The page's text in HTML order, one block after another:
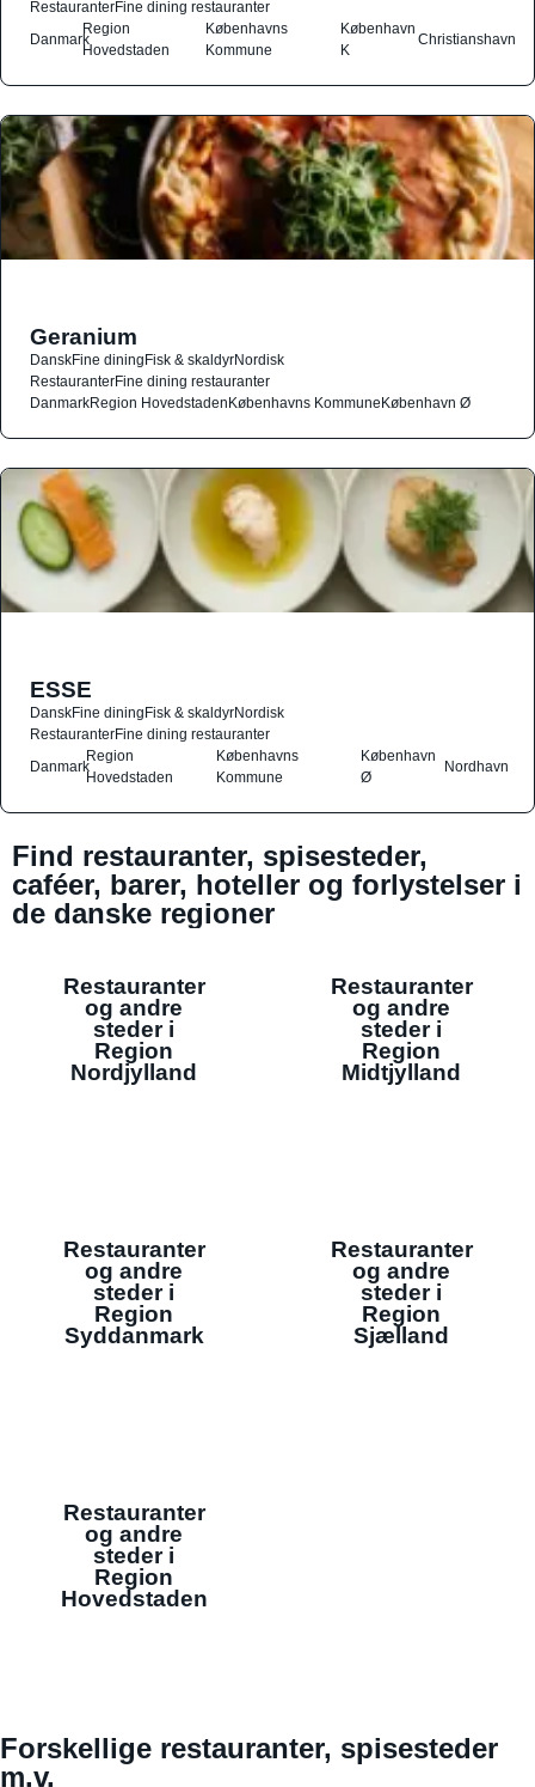
RestauranterFine dining restauranter
Danmark
Region
Hovedstaden
Københavns
Kommune
København
K
Christianshavn
Geranium
DanskFine diningFisk & skaldyrNordisk
RestauranterFine dining restauranter
DanmarkRegion HovedstadenKøbenhavns KommuneKøbenhavn Ø
ESSE
DanskFine diningFisk & skaldyrNordisk
RestauranterFine dining restauranter
Danmark
Region
Hovedstaden
Københavns
Kommune
København
Ø
Nordhavn
Find restauranter, spisesteder,
caféer, barer, hoteller og forlystelser i
de danske regioner
Restauranter
og andre
steder i
Region
Nordjylland
Restauranter
og andre
steder i
Region
Midtjylland
Restauranter
og andre
steder i
Region
Syddanmark
Restauranter
og andre
steder i
Region
Sjælland
Restauranter
og andre
steder i
Region
Hovedstaden
Forskellige restauranter, spisesteder
m.v.